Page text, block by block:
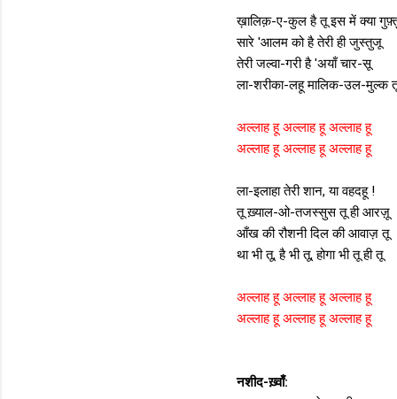
ख़ालिक़-ए-कुल है तू इस में क्या
सारे 'आलम को है तेरी ही जुस्तुजू
तेरी जल्वा-गरी है 'अयाँ चार-सू
ला-शरीका-लहू मालिक-उल-मुल्क
अल्लाह हू अल्लाह हू अल्लाह हू
अल्लाह हू अल्लाह हू अल्लाह हू
ला-इलाहा तेरी शान, या वहदहू !
तू ख़्याल-ओ-तजस्सुस तू ही आरज़ू
आँख की रौशनी दिल की आवाज़ तू
था भी तू, है भी तू, होगा भी तू ही तू
अल्लाह हू अल्लाह हू अल्लाह हू
अल्लाह हू अल्लाह हू अल्लाह हू
नशीद-ख़्वाँ: